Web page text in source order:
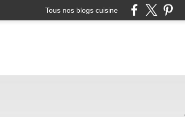
Tous nos blogs cuisine